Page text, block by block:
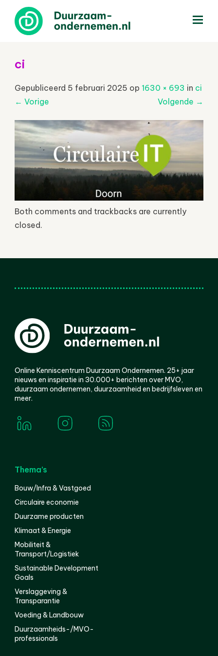
ci
Gepubliceerd 5 februari 2025 op 1630 × 693 in ci
← Vorige Volgende →
Both comments and trackbacks are currently
closed.
Online Kenniscentrum Duurzaam Ondernemen. 25+ jaar
nieuws en inspiratie in 30.000+ berichten over MVO,
duurzaam ondernemen, duurzaamheid en bedrijfsleven en
meer.
Thema’s
Bouw/Infra & Vastgoed
Circulaire economie
Duurzame producten
Klimaat & Energie
Mobiliteit &
Transport/Logistiek
Sustainable Development
Goals
Verslaggeving &
Transparantie
Voeding & Landbouw
Duurzaamheids-/MVO-
professionals